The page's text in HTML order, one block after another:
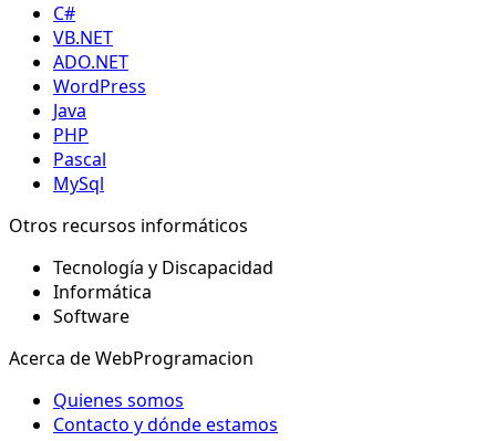
C#
VB.NET
ADO.NET
WordPress
Java
PHP
Pascal
MySql
Otros recursos informáticos
Tecnología y Discapacidad
Informática
Software
Acerca de WebProgramacion
Quienes somos
Contacto y dónde estamos